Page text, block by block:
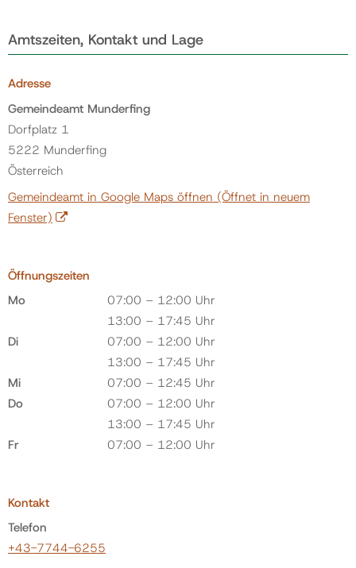
Amtszeiten, Kontakt und Lage
Adresse
Gemeindeamt Munderfing
Dorfplatz 1
5222 Munderfing
Österreich
Gemeindeamt in Google Maps öffnen (Öffnet in neuem
Fenster)
Öffnungszeiten
Mo
07:00 – 12:00 Uhr
13:00 – 17:45 Uhr
Di
07:00 – 12:00 Uhr
13:00 – 17:45 Uhr
Mi
07:00 – 12:45 Uhr
Do
07:00 – 12:00 Uhr
13:00 – 17:45 Uhr
Fr
07:00 – 12:00 Uhr
Kontakt
Telefon
+43-7744-6255